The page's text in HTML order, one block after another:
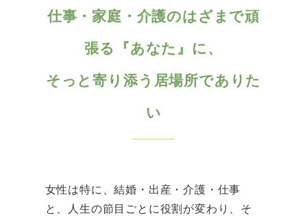
仕事・家庭・介護のはざまで頑
張る『あなた』に、
そっと寄り添う 居場所でありた
い
女性は特に、結婚・出産・介護・仕事
と、人生の節目ごとに役割が変わり、そ